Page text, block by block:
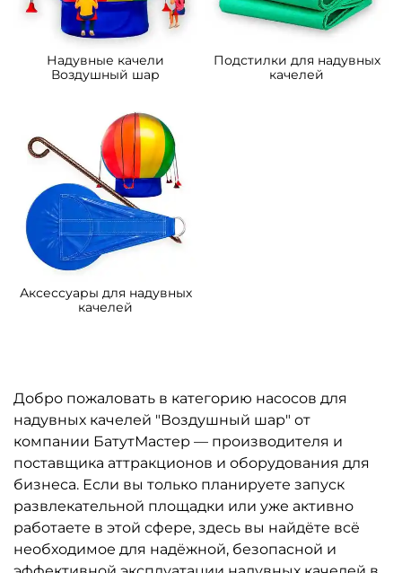
Надувные качели
Воздушный шар
Подстилки для надувных
качелей
Аксессуары для надувных
качелей
Добро пожаловать в категорию насосов для
надувных качелей "Воздушный шар" от
компании БатутМастер — производителя и
поставщика аттракционов и оборудования для
бизнеса. Если вы только планируете запуск
развлекательной площадки или уже активно
работаете в этой сфере, здесь вы найдёте всё
необходимое для надёжной, безопасной и